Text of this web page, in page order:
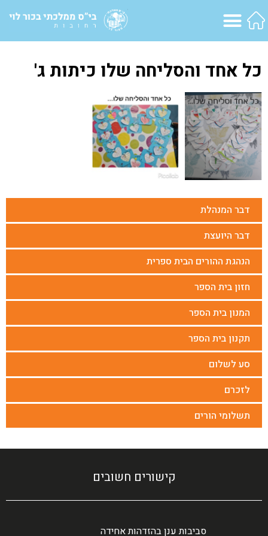
דבר המנהלת
דבר היועצת
הנהגת ההורים הבית ספרית
חזון בית הספר
המנון בית הספר
תקנון בית הספר
סע לשלום
לזכרם
תשלומי הורים
כל אחד והסליחה שלו כיתות ג'
קישורים חשובים
סביבות ענן בהזדהות אחידה